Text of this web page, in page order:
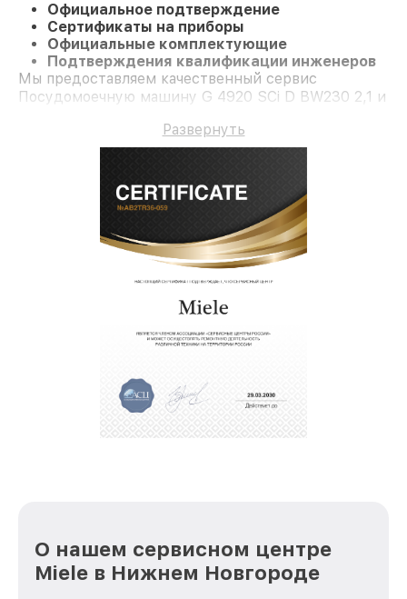
Официальное подтверждение
Сертификаты на приборы
Официальные комплектующие
Подтверждения квалификации инженеров
Мы предоставляем качественный сервис
Посудомоечную машину G 4920 SCi D BW230 2,1 и
Развернуть
О нашем сервисном центре
Miele в Нижнем Новгороде